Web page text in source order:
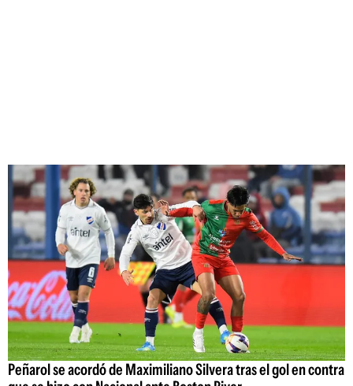
Peñarol se acordó de Maximiliano Silvera tras el gol en contra